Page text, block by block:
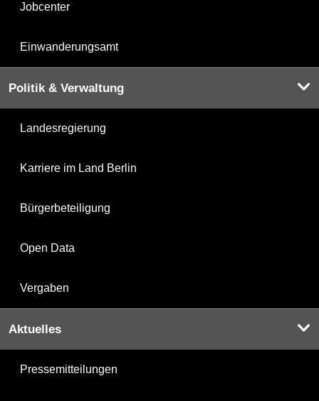
Jobcenter
Einwanderungsamt
Politik & Verwaltung
Landesregierung
Karriere im Land Berlin
Bürgerbeteiligung
Open Data
Vergaben
Aktuelles
Pressemitteilungen